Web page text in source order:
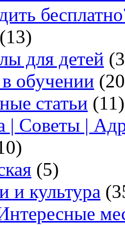
(13)
для детей
обучении
статьи (11)
| Советы |
(5)
и культура